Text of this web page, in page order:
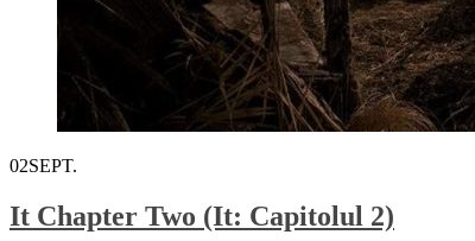
02SEPT.
It Chapter Two (It: Capitolul 2)